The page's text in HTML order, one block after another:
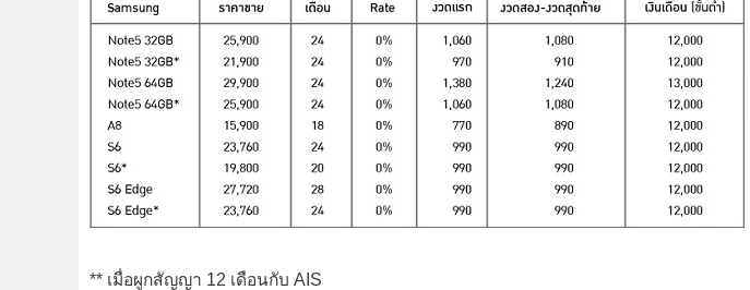
** เมื่อผูกสัญญา 12 เดือนกับ AIS